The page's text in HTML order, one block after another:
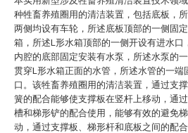
种牲畜养殖圈用的清洁装置，包括底板，
两侧均设有车轮，所述底板顶部的一侧固
箱，所述L形水箱顶部的一侧开设有进水口
内腔的底部固定安装有水泵，所述水泵的
贯穿L形水箱正面的水管，所述水管的一端
口。该牲畜养殖圈用的清洁装置，通过支
簧的配合能够使支撑板在竖杆上移动，通
槽和梯形铲的配合使用，能够有效的避免
动，通过支撑板、梯形杆和底板之间的配